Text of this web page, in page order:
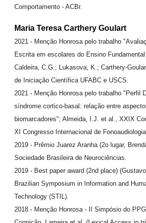
Comportamento - ACBr.
Maria Teresa Carthery Goulart
2021 - Menção Honrosa pelo trabalho
Escrita em escolares do Ensino
Caldeira, C.G.; Lukasova, K.; Carthery-
de Iniciação Científica UFABC e USCS.
2021 - Menção Honrosa pelo trabalho "Perfil
síndrome cortico-basal: relação entre
biomarcadores"; Almeida, I.J. et al., XXIX
XI Congresso Internacional de
2019 - Prêmio Juarez Aranha (2o lugar,
Sociedade Brasileira de Neurociências.
2019 - Best paper award (2nd place)
Brazilian Symposium in Information and
Technology (STIL).
2018 - Menção Honrosa - II Simpósio do